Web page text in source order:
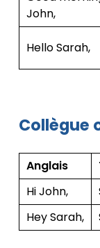
John,
Hello Sarah,
Collègue
Anglais
Hi John,
Hey Sarah,